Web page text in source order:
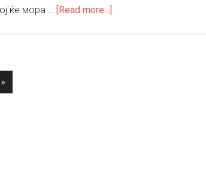
ќе мора … [Read more...]